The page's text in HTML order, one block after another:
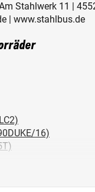
Stahlwerk 11 |
| www.stahlbus.de
16)